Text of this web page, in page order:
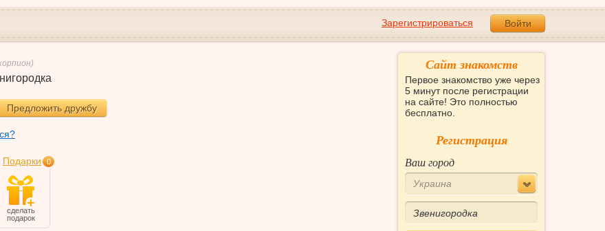
Зарегистрироваться Войти
Предложить дружбу
Подарки 0
сделать
подарок
Сайт знакомств
Первое знакомство уже через
5 минут после регистрации
на сайте! Это полностью
бесплатно.
Регистрация
Ваш город
Украина